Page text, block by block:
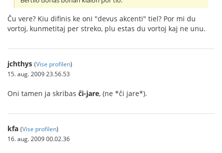
Ĉu vere? Kiu difinis ke oni "devus akcenti" tiel? Por mi du
vortoj, kunmetitaj per streko, plu estas du vortoj kaj ne unu.
jchthys (Vise profilen)
15. aug. 2009 23.56.53
Oni tamen ja skribas ĉi-jare, (ne *ĉi jare*).
kfa (Vise profilen)
16. aug. 2009 00.02.36